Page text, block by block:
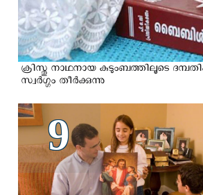
ക്രിസ്തു നാഥനായ കുടുംബത്തിലൂടെ
സ്വർഗ്ഗം തീർക്കുന്നു
9